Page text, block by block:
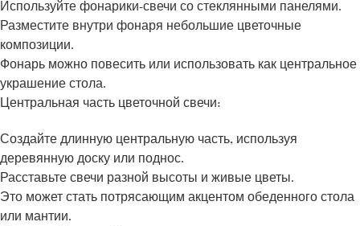
Используйте фонарики-свечи со стеклянными панелями.
Разместите внутри фонаря небольшие цветочные
композиции.
Фонарь можно повесить или использовать как центральное
украшение стола.
Центральная часть цветочной свечи:
Создайте длинную центральную часть, используя
деревянную доску или поднос.
Расставьте свечи разной высоты и живые цветы.
Это может стать потрясающим акцентом обеденного стола
или мантии.